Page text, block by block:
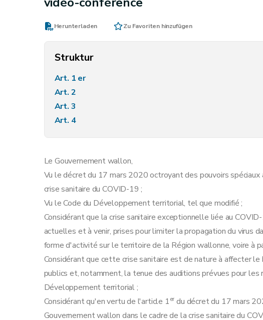
Herunterladen Zu Favoriten hinzufügen
Struktur
Art. 1 er
Art. 2
Art. 3
Art. 4
Le Gouvernement wallon,
Vu le décret du 17 mars 2020 octroyant des pouvoirs
crise sanitaire du COVID-19 ;
Vu le Code du Développement territorial, tel que modifié ;
Considérant que la crise sanitaire exceptionnelle liée au
actuelles et à venir, prises pour limiter la propagation du virus
forme d'activité sur le territoire de la Région wallonne, voire à
Considérant que cette crise sanitaire est de nature à affecter
publics et, notamment, la tenue des auditions prévues pour les
Développement territorial ;
Considérant qu'en vertu de l'article 1er du décret du 17 mars
Gouvernement wallon dans le cadre de la crise sanitaire du